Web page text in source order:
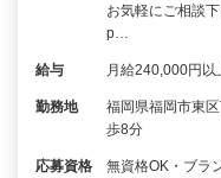
お気軽にご相談
p…
給与 月給240,000円以
勤務地
福岡県福岡市東
歩8分
応募資格
無資格OK・ブ